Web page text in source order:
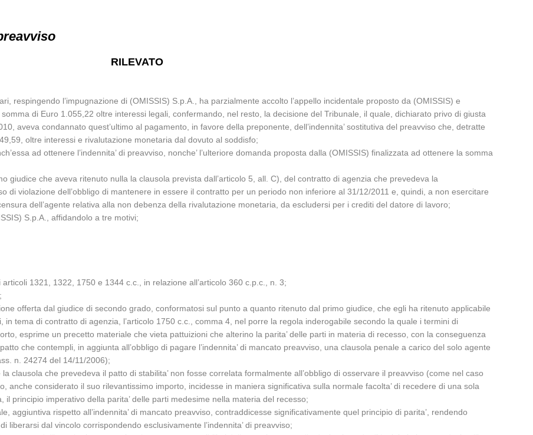
RILEVATO
respingendo l’impugnazione di (OMISSIS) S.p.A., ha parzialmente accolto l’appello incidentale proposto da (OMISSIS) e
di Euro 1.055,22 oltre interessi legali, confermando, nel resto, la decisione del Tribunale, il quale, dichiarato privo di giusta
aveva condannato quest’ultimo al pagamento, in favore della preponente, dell’indennita’ sostitutiva del preavviso che, detratte
oltre interessi e rivalutazione monetaria dal dovuto al soddisfo;
ad ottenere l’indennita’ di preavviso, nonche’ l’ulteriore domanda proposta dalla (OMISSIS) finalizzata ad ottenere la somma
giudice che aveva ritenuto nulla la clausola prevista dall’articolo 5, all. C), del contratto di agenzia che prevedeva la
di violazione dell’obbligo di mantenere in essere il contratto per un periodo non inferiore al 31/12/2011 e, quindi, a non esercitare
dell’agente relativa alla non debenza della rivalutazione monetaria, da escludersi per i crediti del datore di lavoro;
S.p.A., affidandolo a tre motivi;
1321, 1322, 1750 e 1344 c.c., in relazione all’articolo 360 c.p.c., n. 3;
offerta dal giudice di secondo grado, conformatosi sul punto a quanto ritenuto dal primo giudice, che egli ha ritenuto applicabile
in tema di contratto di agenzia, l’articolo 1750 c.c., comma 4, nel porre la regola inderogabile secondo la quale i termini di
esprime un precetto materiale che vieta pattuizioni che alterino la parita’ delle parti in materia di recesso, con la conseguenza
che contempli, in aggiunta all’obbligo di pagare l’indennita’ di mancato preavviso, una clausola penale a carico del solo agente
n. 24274 del 14/11/2006);
clausola che prevedeva il patto di stabilita’ non fosse correlata formalmente all’obbligo di osservare il preavviso (come nel caso
anche considerato il suo rilevantissimo importo, incidesse in maniera significativa sulla normale facolta’ di recedere di una sola
principio imperativo della parita’ delle parti medesime nella materia del recesso;
aggiuntiva rispetto all’indennita’ di mancato preavviso, contraddicesse significativamente quel principio di parita’, rendendo
liberarsi dal vincolo corrispondendo esclusivamente l’indennita’ di preavviso;